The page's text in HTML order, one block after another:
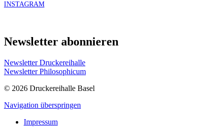
INSTAGRAM
Newsletter abonnieren
Newsletter Druckereihalle
Newsletter Philosophicum
© 2026 Druckereihalle Basel
Navigation überspringen
Impressum